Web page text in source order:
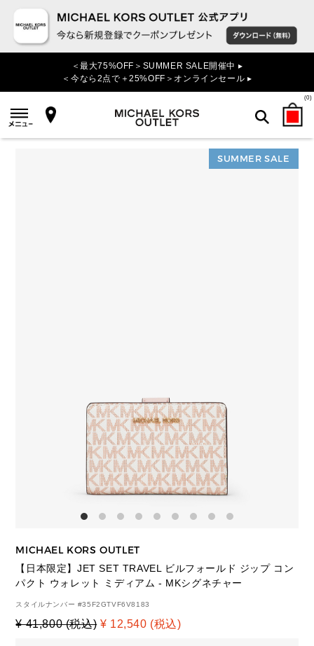
＜最大75%OFF＞SUMMER SALE開催中 ▸
＜今なら2点で＋25%OFF＞オンラインセール ▸
(0)
検索
SUMMER SALE
MICHAEL KORS OUTLET
【日本限定】JET SET TRAVEL ビルフォールド ジップ コン
パクト ウォレット ミディアム - MKシグネチャー
スタイルナンバー #35F2GTVF6V8183
¥ 41,800 (税込) ¥ 12,540 (税込)